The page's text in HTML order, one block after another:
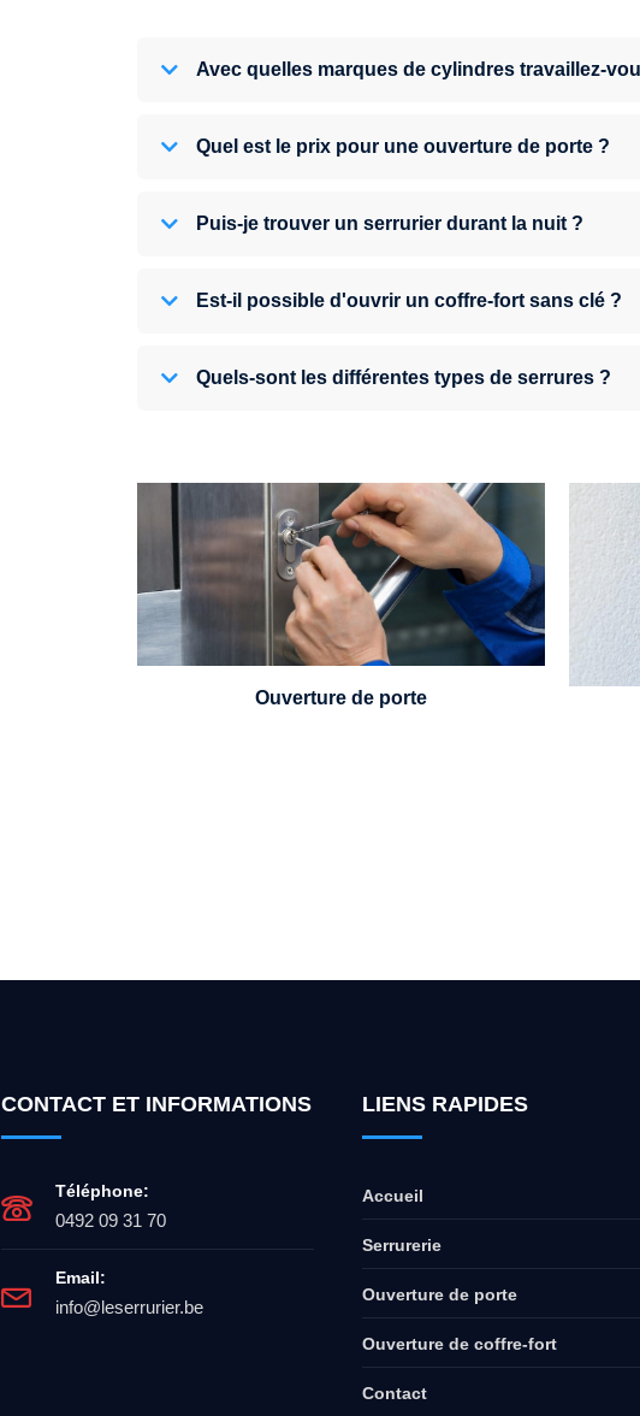
Avec quelles marques de cylindres travaillez-
Quel est le prix pour une ouverture de porte ?
Puis-je trouver un serrurier durant la nuit ?
Est-il possible d'ouvrir un coffre-fort sans clé ?
Quels-sont les différentes types de serrures ?
Vous avez perdu vos clés ou la porte s'est
refermée derrière vous ? Un serrurier est
disponible 24h/7.
Ouverture de porte
Un
CONTACT ET INFORMATIONS
Téléphone:
0492 09 31 70
Email:
info@leserrurier.be
LIENS RAPIDES
Accueil
Serrurerie
Ouverture de porte
Ouverture de coffre-fort
Contact